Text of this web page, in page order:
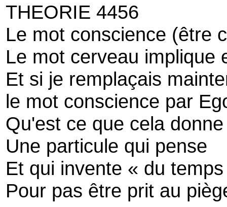
THEORIE 4456
Le mot conscience (être
Le mot cerveau implique
Et si je remplaçais
le mot conscience par
Qu'est ce que cela donne
Une particule qui pense
Et qui invente « du
Pour pas être prit au